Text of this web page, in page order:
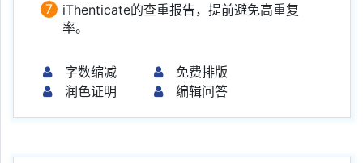
7
iThenticate的查重报告，提前避免高重复
率。
字数缩减
免费排版
润色证明
编辑问答